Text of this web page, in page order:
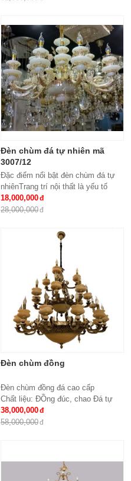
Đèn chùm đá tự nhiên mã
3007/12
Đặc điểm nổi bật đèn chùm đá tự
nhiênTrang trí nội thất là yếu tố
đóng một vai trò quan trọng, đem lại
những giá trị thực sự cho cả...
18,000,000
28,000,000
Đèn chùm đồng
Đèn chùm đồng đá cao cấp
Chất liệu: ĐỒng đúc, chao Đá tự
nhiên
Số lượng tay : 24 tay
38,000,000
58,000,000